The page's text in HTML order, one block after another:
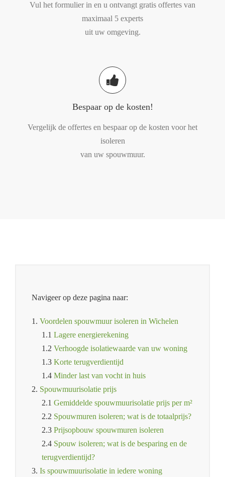
Vul het formulier in en u ontvangt gratis offertes van
maximaal 5 experts
uit uw omgeving.
Bespaar op de kosten!
Vergelijk de offertes en bespaar op de kosten voor het
isoleren
van uw spouwmuur.
Navigeer op deze pagina naar:
1. Voordelen spouwmuur isoleren in Wichelen
1.1 Lagere energierekening
1.2 Verhoogde isolatiewaarde van uw woning
1.3 Korte terugverdientijd
1.4 Minder last van vocht in huis
2. Spouwmuurisolatie prijs
2.1 Gemiddelde spouwmuurisolatie prijs per m²
2.2 Spouwmuren isoleren; wat is de totaalprijs?
2.3 Prijsopbouw spouwmuren isoleren
2.4 Spouw isoleren; wat is de besparing en de
terugverdientijd?
3. Is spouwmuurisolatie in iedere woning